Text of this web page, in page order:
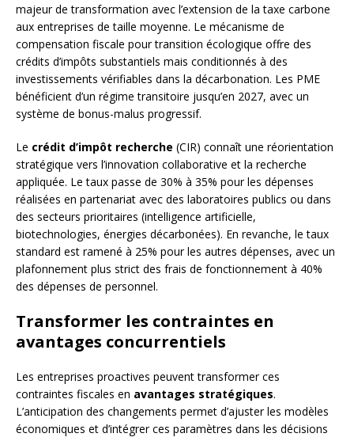
majeur de transformation avec l’extension de la taxe carbone
aux entreprises de taille moyenne. Le mécanisme de
compensation fiscale pour transition écologique offre des
crédits d’impôts substantiels mais conditionnés à des
investissements vérifiables dans la décarbonation. Les PME
bénéficient d’un régime transitoire jusqu’en 2027, avec un
système de bonus-malus progressif.
Le crédit d’impôt recherche (CIR) connaît une réorientation
stratégique vers l’innovation collaborative et la recherche
appliquée. Le taux passe de 30% à 35% pour les dépenses
réalisées en partenariat avec des laboratoires publics ou dans
des secteurs prioritaires (intelligence artificielle,
biotechnologies, énergies décarbonées). En revanche, le taux
standard est ramené à 25% pour les autres dépenses, avec un
plafonnement plus strict des frais de fonctionnement à 40%
des dépenses de personnel.
Transformer les contraintes en
avantages concurrentiels
Les entreprises proactives peuvent transformer ces
contraintes fiscales en avantages stratégiques.
L’anticipation des changements permet d’ajuster les modèles
économiques et d’intégrer ces paramètres dans les décisions